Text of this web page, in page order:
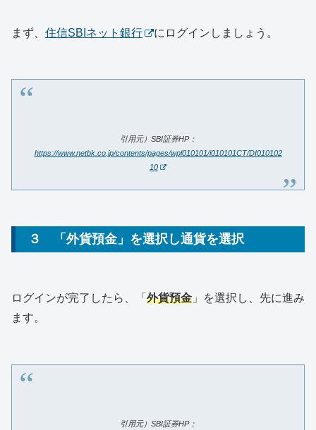
まず、 住信SBIネット銀行 にログインしましょう。
引用元）SBI証券HP：
https://www.netbk.co.jp/contents/pages/wpl010101/i010101CT/DI010102
10
３ 「外貨預金」を選択し通貨を選択
ログインが完了したら、「 外貨預金 」を選択し、先に進み
ます。
引用元）SBI証券HP：